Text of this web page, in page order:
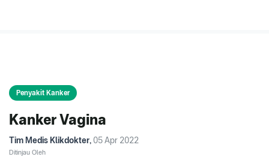
Penyakit Kanker
Kanker Vagina
Tim Medis Klikdokter, 05 Apr 2022
Ditinjau Oleh